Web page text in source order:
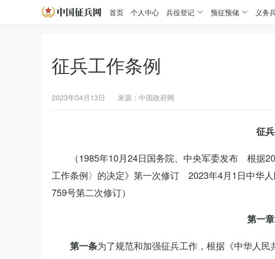
首页 个人中心 兵役登记 预征预储 义务
征兵工作条例
2023年04月13日 来源：中国政府网
征
（1985年10月24日国务院、中央军委发布 根据
工作条例〉的决定》第一次修订 2023年4月1日中华
759号第二次修订）
第
第一条为了规范和加强征兵工作，根据《中华人民